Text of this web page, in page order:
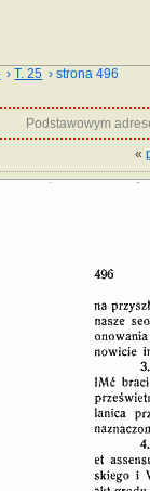
›T. 25 › strona 496
Podstawowym
«